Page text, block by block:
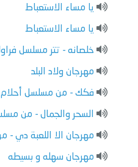
يا مساء الاستعباط
يا مساء الاستعباط
خلصانه - تتر مسلسل
مهرجان ولاد البلد
فكك - من مسلسل
السحر والجمال - من
مهرجان الا اللعبة دي -
مهرجان سهله و بسيطه